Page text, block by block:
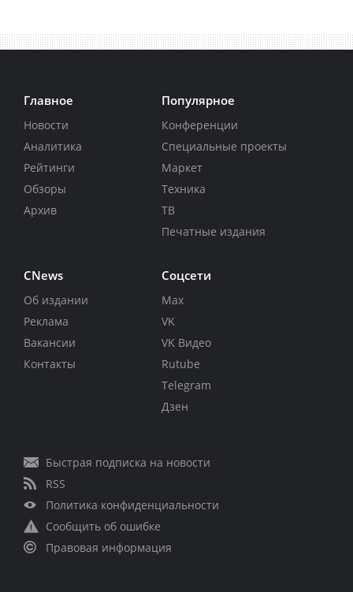
Главное
Новости
Аналитика
Рейтинги
Обзоры
Архив
Популярное
Конференции
Специальные проекты
Маркет
Техника
ТВ
Печатные издания
CNews
Об издании
Реклама
Вакансии
Контакты
Соцсети
Max
VK
VK Видео
Rutube
Telegram
Дзен
Быстрая подписка на новости
RSS
Политика конфиденциальности
Сообщить об ошибке
Правовая информация